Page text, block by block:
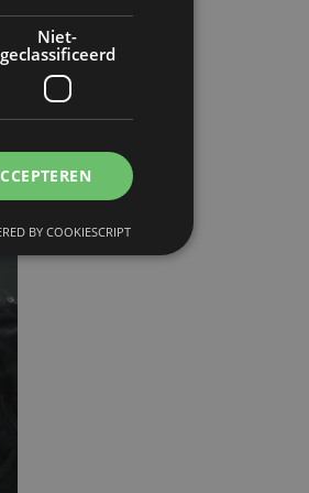
Niet-
geclassificeerd
BY COOKIESCRIPT